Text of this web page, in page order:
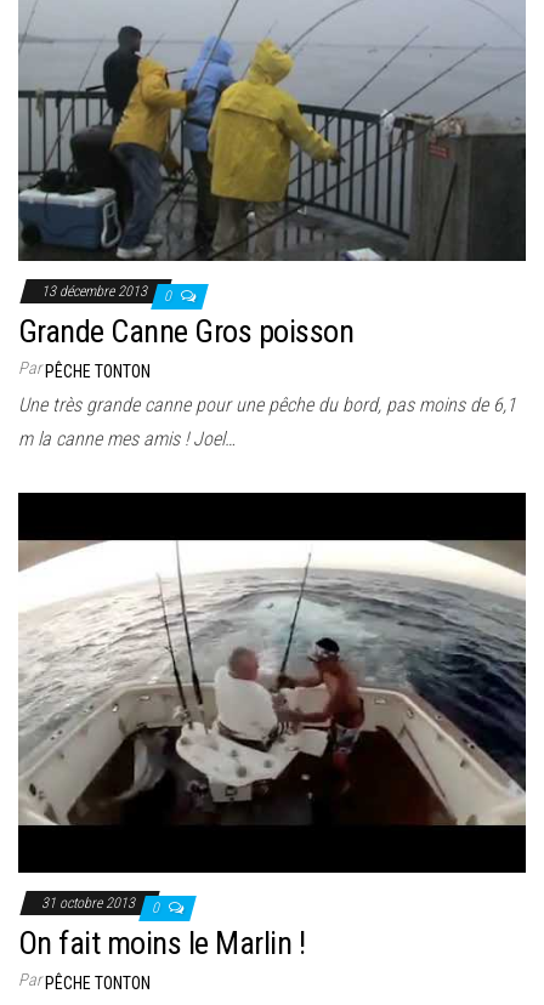
13 décembre 2013 0
Grande Canne Gros poisson
ParPÊCHE TONTON
Une très grande canne pour une pêche du bord, pas moins de 6,1
m la canne mes amis ! Joel…
31 octobre 2013 0
On fait moins le Marlin !
ParPÊCHE TONTON